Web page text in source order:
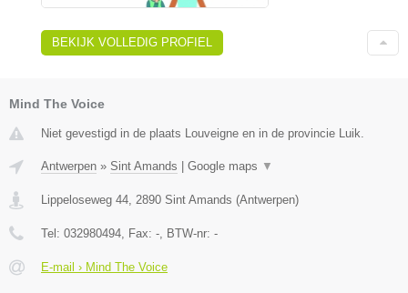
BEKIJK VOLLEDIG PROFIEL
Mind The Voice
Niet gevestigd in de plaats Louveigne en in de provincie Luik.
Antwerpen » Sint Amands Google maps ▼
Lippeloseweg 44, 2890 Sint Amands (Antwerpen)
Tel: 032980494, Fax: -, BTW-nr: -
E-mail › Mind The Voice